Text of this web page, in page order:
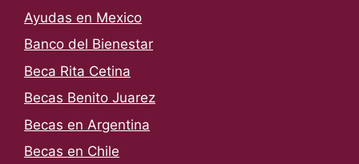
Ayudas en Mexico
Banco del Bienestar
Beca Rita Cetina
Becas Benito Juarez
Becas en Argentina
Becas en Chile